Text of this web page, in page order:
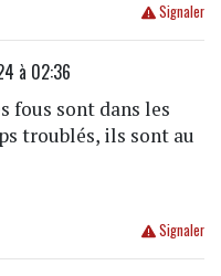
Signaler
à 02:36
fous sont dans les
troublés, ils sont au
Signaler